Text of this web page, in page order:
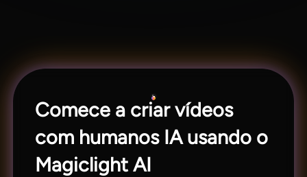
Comece a criar vídeos
com humanos IA usando o
Magiclight AI